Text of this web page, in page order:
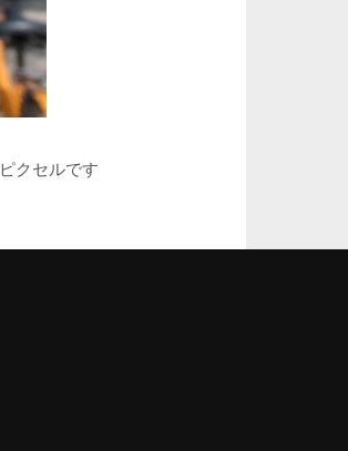
ピクセルです